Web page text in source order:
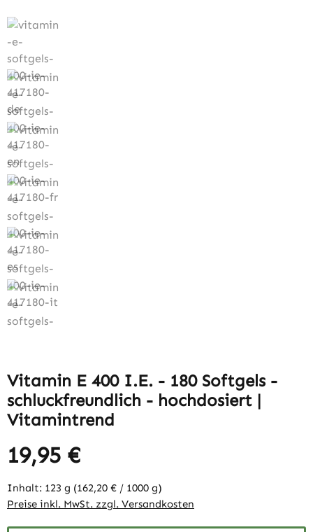
Vitamin E 400 I.E. - 180 Softgels -
schluckfreundlich - hochdosiert |
Vitamintrend
19,95 €
Inhalt: 123 g (162,20 € / 1000 g)
Preise inkl. MwSt. zzgl. Versandkosten